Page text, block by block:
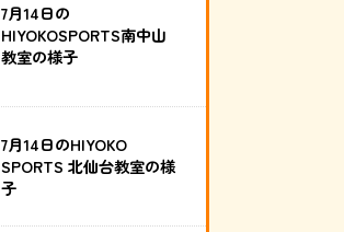
7月14日の
HIYOKOSPORTS南中山
教室の様子
7月14日のHIYOKO
SPORTS 北仙台教室の様
子